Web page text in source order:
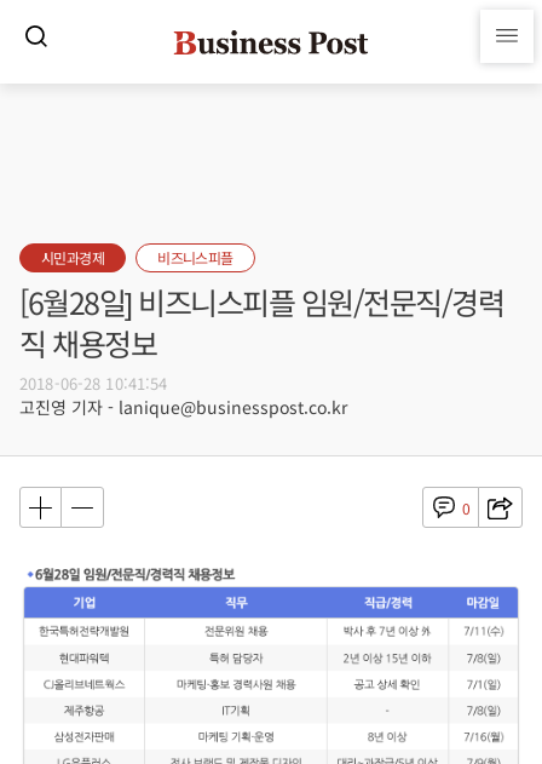
시민과경제 비즈니스피플
[6월28일] 비즈니스피플 임원/전문직/경력
직 채용정보
2018-06-28 10:41:54
고진영 기자 - lanique@businesspost.co.kr
0